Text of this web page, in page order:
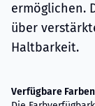
ermöglichen.
über
Haltbarkeit.
Verfügbare Farben